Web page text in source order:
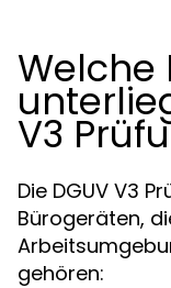
Welche
V3
Die DGUV V3
Bürogeräten,
gehören: